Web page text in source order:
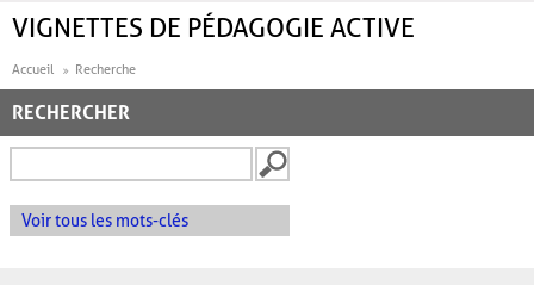
VIGNETTES DE PÉDAGOGIE ACTIVE
Accueil Recherche
RECHERCHER
Voir tous les mots-clés